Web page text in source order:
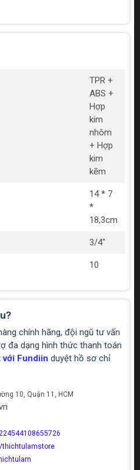
TPR +
ABS +
Hợp
kim
nhôm
+ Hợp
kim
kẽm
14 * 7
*
18,3cm
3/4"
10
chính hãng, đội ngũ tư vấn
đa dạng hình thức thanh toán
với Fundiin duyệt hồ sơ chỉ
10, Quận 11, HCM
thichtulamstore